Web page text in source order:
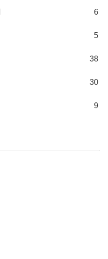
6
5
38
30
9